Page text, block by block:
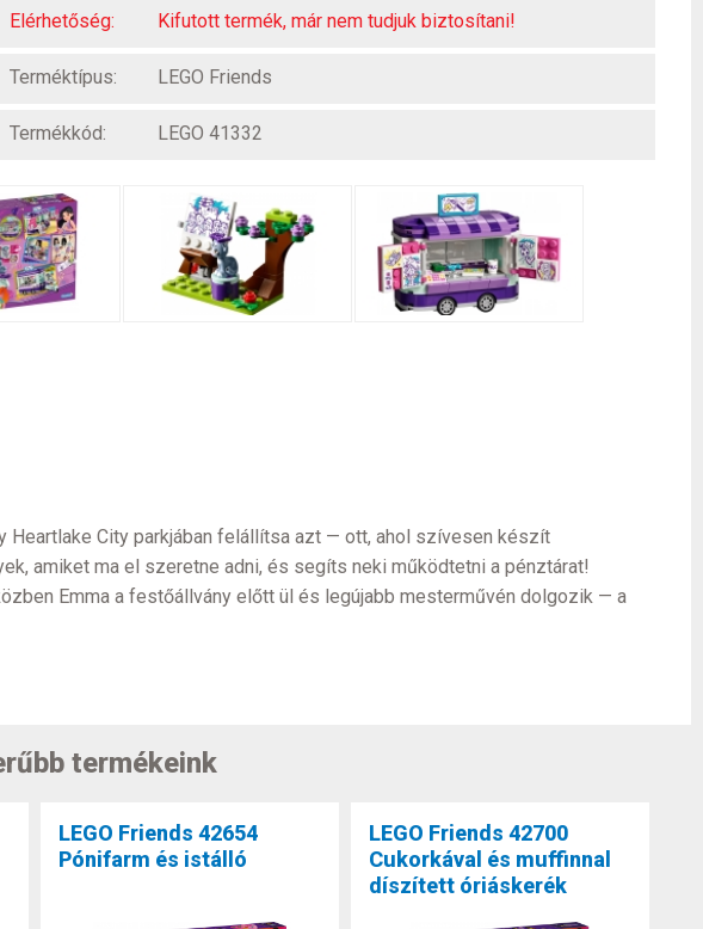
Elérhetőség: Kifutott termék, már nem tudjuk biztosítani!
Terméktípus: LEGO Friends
Termékkód: LEGO 41332
Heartlake City parkjában felállítsa azt — ott, ahol szívesen készít
amiket ma el szeretne adni, és segíts neki működtetni a pénztárat!
Emma a festőállvány előtt ül és legújabb mesterművén dolgozik — a
termékeink
LEGO Friends 42654
Pónifarm és istálló
LEGO Friends 42700
Cukorkával és muffinnal
díszített óriáskerék